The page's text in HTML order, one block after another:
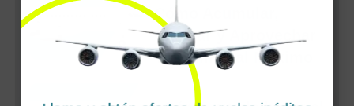
Cómo Acumular,
Canjear y Aprovechar
Tus Millas al Máximo